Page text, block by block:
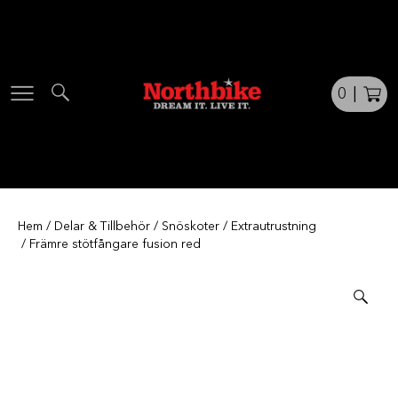
0
Hem / Delar & Tillbehör / Snöskoter / Extrautrustning
/ Främre stötfångare fusion red